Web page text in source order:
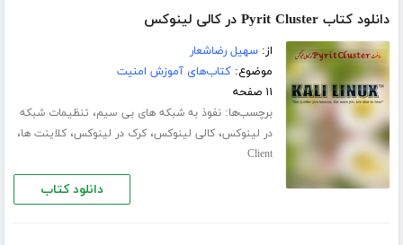
دانلود کتاب Pyrit Cluster در کالی لینوکس
از:سهیل رضاشعار
موضوع:کتاب‌های آموزش امنیت
۱۱ صفحه
برچسب‌ها:نفوذ به شبکه های بی سیم، تنظیمات شبکه
در لینوکس،کالی لینوکس،کرک در لینوکس،کلاینت ها،
Client
دانلود کتاب